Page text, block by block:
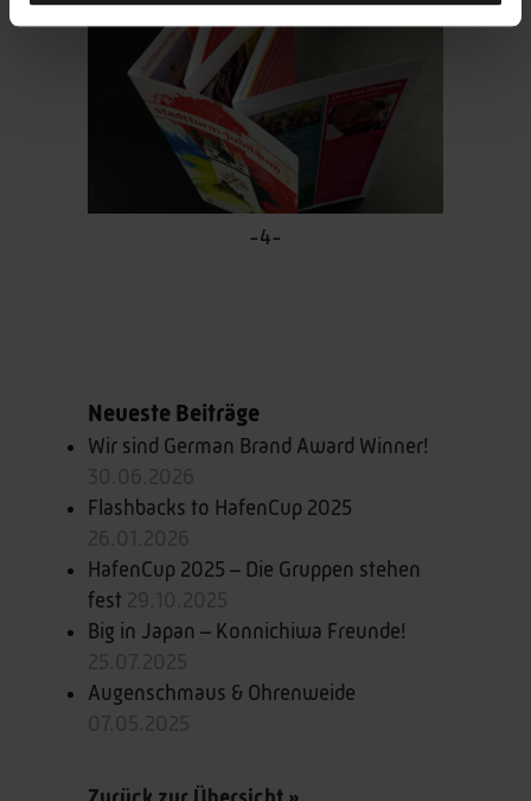
-4-
Neueste Beiträge
Wir sind German Brand Award Winner!
Flashbacks to HafenCup 2025
HafenCup 2025 – Die Gruppen stehen
fest
Big in Japan – Konnichiwa Freunde!
Augenschmaus & Ohrenweide